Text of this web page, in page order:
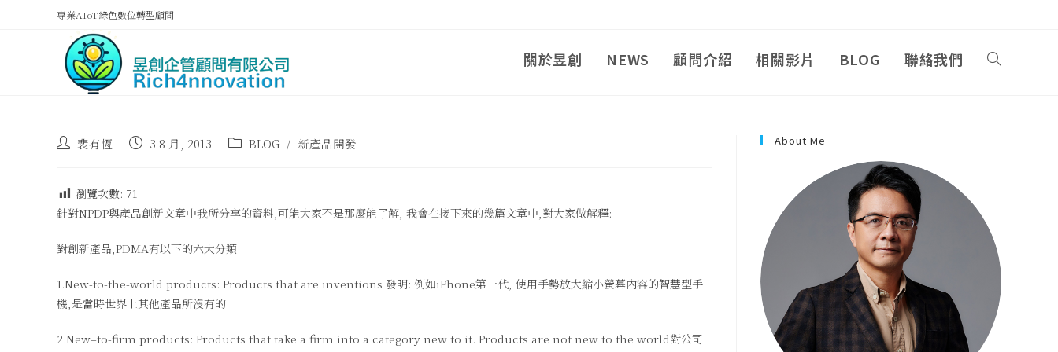
專業AIoT綠色數位轉型顧問
關於昱創 NEWS 顧問介紹 相關影片 BLOG 聯絡我們
裴有恆 3 8 月, 2013 BLOG / 新產品開發
瀏覽次數: 71
針對NPDP與產品創新文章中我所分享的資料,可能大家不是那麼能了解, 我會在接下來的幾篇文章中,對大家做解釋:
對創新產品,PDMA有以下的六大分類
1.New-to-the-world products: Products that are inventions 發明: 例如iPhone第一代, 使用手勢放大縮小螢幕內容的智慧型手
機,是當時世界上其他產品所沒有的
2.New–to-firm products: Products that take a firm into a category new to it. Products are not new to the world對公司
About Me